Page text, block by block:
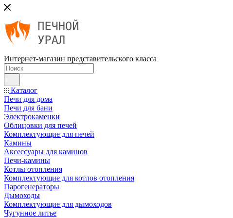
Интернет-магазин представительского класса
Каталог
Печи для дома
Печи для бани
Электрокаменки
Облицовки для печей
Комплектующие для печей
Камины
Аксессуары для каминов
Печи-камины
Котлы отопления
Комплектующие для котлов отопления
Парогенераторы
Дымоходы
Комплектующие для дымоходов
Чугунное литье